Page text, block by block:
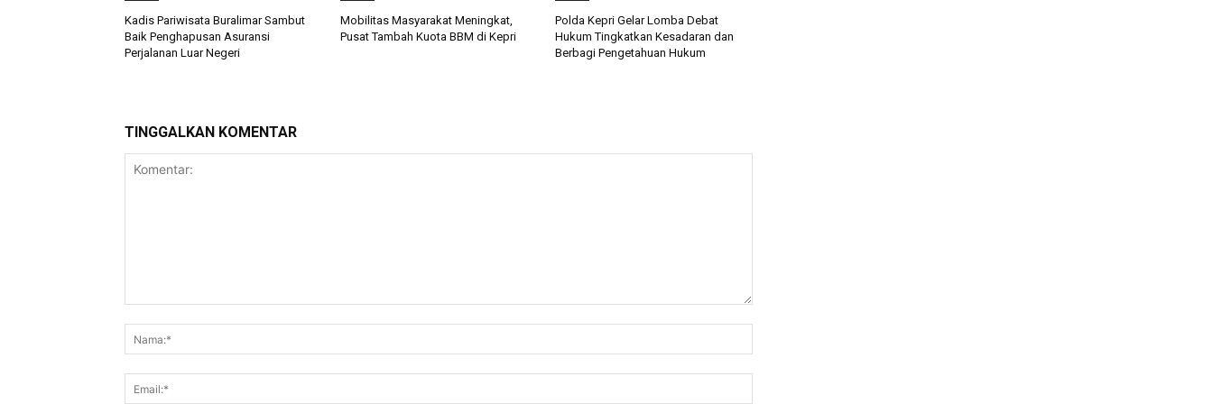
Kadis Pariwisata Buralimar Sambut
Baik Penghapusan Asuransi
Perjalanan Luar Negeri
Mobilitas Masyarakat Meningkat,
Pusat Tambah Kuota BBM di Kepri
Polda Kepri Gelar Lomba Debat
Hukum Tingkatkan Kesadaran dan
Berbagi Pengetahuan Hukum
TINGGALKAN KOMENTAR